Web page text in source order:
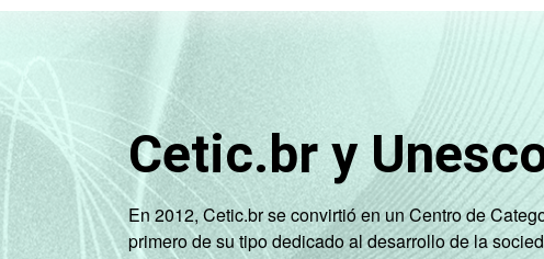
Mais de 2
Mais de 5
SM até 10
SM
75
Cetic.br y
En 2012, Cetic.br se convirtió en un Centro de
primero de su tipo dedicado al desarrollo de la